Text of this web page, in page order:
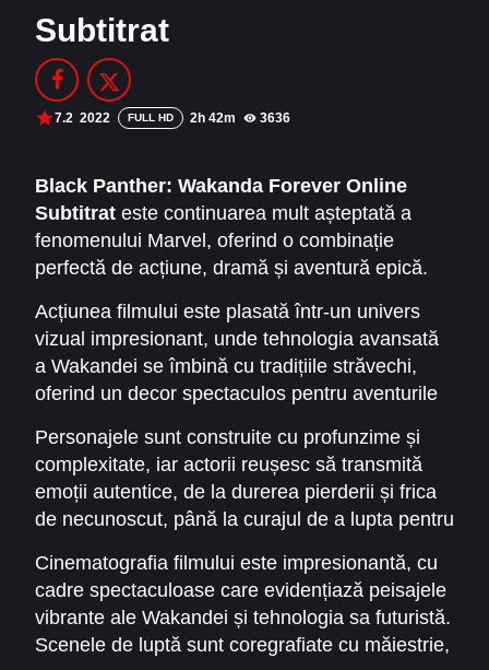
Filme Online 2014
Filme Online 2012
Filme Online 2010
DMCA
SERIALE ONLINE
TERMENI ȘI CONDIȚII
CONTACT
Subtitrat
7.2 2022 FULL HD 2h 42m 3636
Black Panther: Wakanda Forever Online
Subtitrat este continuarea mult așteptată a
fenomenului Marvel, oferind o combinație
perfectă de acțiune, dramă și aventură epică.
pierderea regelui T’Challa, explorând
provocările unui regat care trebuie să-și apere
tradițiile, cultura și viitorul în fața amenințărilor
externe și interne. În acest context, „ Pantera
Neagră: Wakanda Pentru Totdeauna” aduce o
poveste captivantă despre curaj, loialitate și
sacrificiu.
Acțiunea filmului este plasată într-un univers
vizual impresionant, unde tehnologia avansată
a Wakandei se îmbină cu tradițiile străvechi,
oferind un decor spectaculos pentru aventurile
revine asupra celor deja îndrăgiți, oferind o
perspectivă mai profundă asupra
responsabilității și moștenirii pe care o implică
rolul de lider. „Black Panther: Wakanda
Forever Online Subtitrat” reușește să mențină
tensiunea și emoția pe tot parcursul filmului,
combinând momente de luptă spectaculoase cu
scene emoționante și introspective.
Personajele sunt construite cu profunzime și
complexitate, iar actorii reușesc să transmită
emoții autentice, de la durerea pierderii și frica
de necunoscut, până la curajul de a lupta pentru
Wakanda Pentru Totdeauna” explorează teme
universale precum responsabilitatea, sacrificiul
și legătura între trecut și viitor, făcând din film
nu doar o experiență de acțiune, ci și o lecție de
Cinematografia filmului este impresionantă, cu
cadre spectaculoase care evidențiază peisajele
vibrante ale Wakandei și tehnologia sa futuristă.
Scenele de luptă sunt coregrafiate cu măiestrie,